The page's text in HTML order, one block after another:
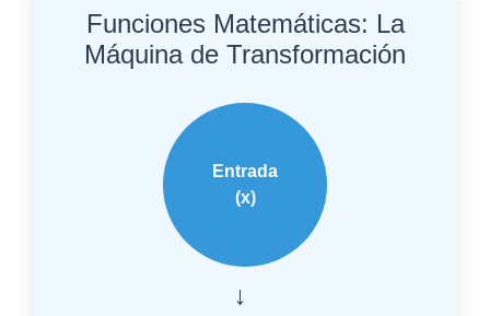
Funciones Matemáticas: La
Máquina de Transformación
Entrada
(x)
→